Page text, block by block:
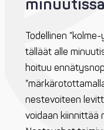
Todellinen
tälläät alle
hoituu
nestevoiteen
voidaan kiinnittää